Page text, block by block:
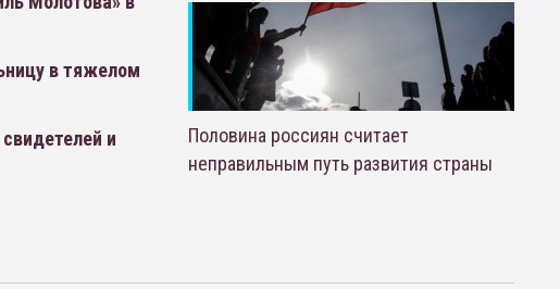
в тяжелом
и
Половина россиян считает
неправильным путь развития страны